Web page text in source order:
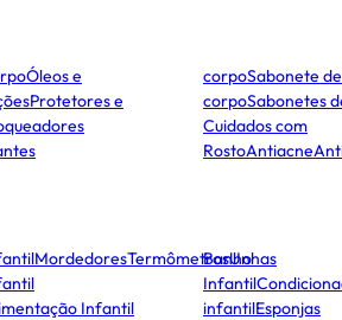
Óleos e
Protetores e
corpoSabonete
corpoSabonetes
Cuidados com
RostoAntiacne
MordedoresTermômetrosUnhas
Infantil
Banho
Infantil
infantilEsponjas